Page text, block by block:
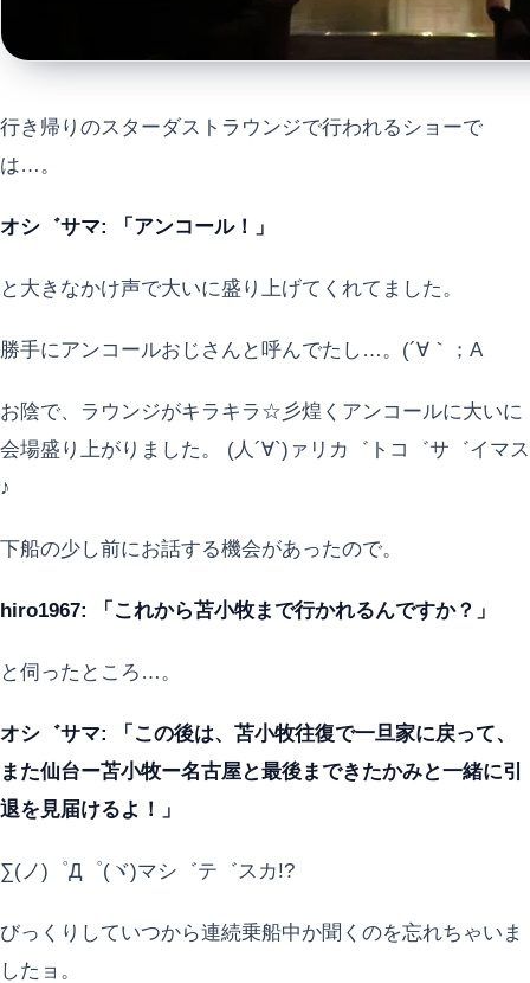
行き帰りのスターダストラウンジで行われるショーで
は…。
オシ゛サマ: 「アンコール！」
と大きなかけ声で大いに盛り上げてくれてました。
勝手にアンコールおじさんと呼んでたし…。(´∀｀；A
お陰で、ラウンジがキラキラ☆彡煌くアンコールに大いに
会場盛り上がりました。 (人´∀`)ァリカ゛トコ゛サ゛イマス
♪
下船の少し前にお話する機会があったので。
hiro1967: 「これから苫小牧まで行かれるんですか？」
と伺ったところ…。
オシ゛サマ: 「この後は、苫小牧往復で一旦家に戻って、
また仙台ー苫小牧ー名古屋と最後まできたかみと一緒に引
退を見届けるよ！」
∑(ノ)゜Д゜(ヾ)マシ゛テ゛スカ!?
びっくりしていつから連続乗船中か聞くのを忘れちゃいま
したョ。